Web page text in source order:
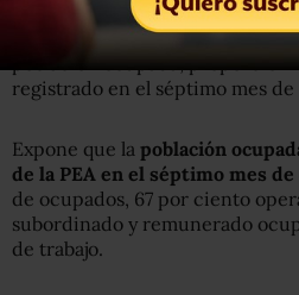
tener necesidad y
horas), señala que representó
población ocupada,
registrado en el séptimo mes de
Expone que la población
de la PEA en el séptimo mes
de ocupados, 67 por ciento
subordinado y remunerado
de trabajo.